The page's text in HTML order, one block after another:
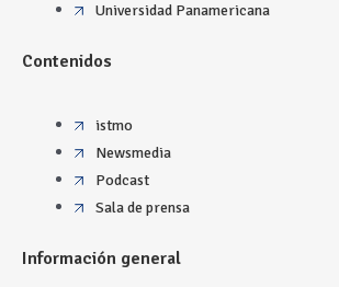
Universidad Panamericana
Contenidos
istmo
Newsmedia
Podcast
Sala de prensa
Información general